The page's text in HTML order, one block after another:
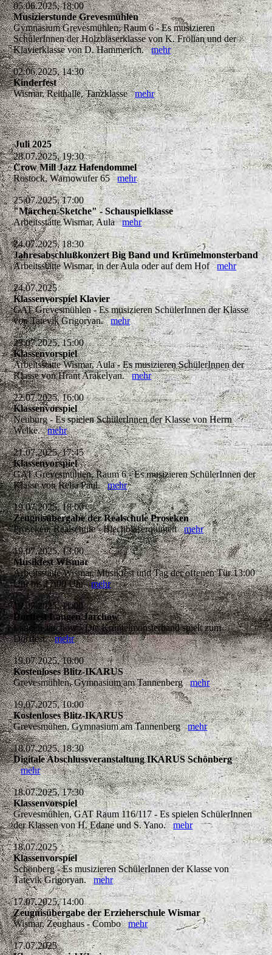
05.06.2025, 18:00
Musizierstunde Grevesmühlen
Gymnasium Grevesmühlen, Raum 6 - Es musizieren
SchülerInnen der Holzbläserklasse von K. Frölian und der
Klavierklasse von D. Hammerich.mehr
02.06.2025, 14:30
Kinderfest
Wismar, Reithalle, Tanzklassemehr
Juli 2025
28.07.2025, 19:30
Crow Mill Jazz Hafendommel
Rostock, Warnowufer 65mehr
25.07.2025, 17:00
"Märchen-Sketche" - Schauspielklasse
Arbeitsstätte Wismar, Aulamehr
24.07.2025, 18:30
Jahresabschlußkonzert Big Band und Krümelmonsterband
Arbeitsstätte Wismar, in der Aula oder auf dem Hofmehr
24.07.2025
Klassenvorspiel Klavier
GAT Grevesmühlen - Es musizieren SchülerInnen der Klasse
von Tatevik Grigoryan.mehr
23.07.2025, 15:00
Klassenvorspiel
Arbeitsstätte Wismar, Aula - Es musizieren SchülerInnen der
Klasse von Hrant Arakelyan.mehr
22.07.2025, 16:00
Klassenvorspiel
Neuburg - Es spielen SchülerInnen der Klasse von Herrn
Welke.mehr
21.07.2025, 17:45
Klassenvorspiel
GAT Grevesmühlen, Raum 6 - Es musizieren SchülerInnen der
Klasse von Relia Paul.mehr
19.07.2025, 18:00
Zeugnisübergabe der Realschule Proseken
Proseken, Realschule - Blechbläserquintettmehr
19.07.2025, 13:00
Musikfest Wismar
Arbeitsstätte Wismar, Musikfest und Tag der offenen Tür 13:00
Uhr bis 17:00 Uhrmehr
19.07.2025, 11:00
Dorffest Langen Jarchow
Langen Jarchow - Die Krümelmonsterband spielt zum
Dorffest.mehr
19.07.2025, 10:00
Kostenloses Blitz-IKARUS
Grevesmühlen, Gymnasium am Tannenbergmehr
19.07.2025, 10:00
Kostenloses Blitz-IKARUS
Grevesmühen, Gymnasium am Tannenbergmehr
18.07.2025, 18:30
Digitale Abschlussveranstaltung IKARUS Schönberg
mehr
18.07.2025, 17:30
Klassenvorspiel
Grevesmühlen, GAT Raum 116/117 - Es spielen SchülerInnen
der Klassen von H. Edane und S. Yano.mehr
18.07.2025
Klassenvorspiel
Schönberg - Es musizieren SchülerInnen der Klasse von
Tatevik Grigoryan.mehr
17.07.2025, 14:00
Zeugnisübergabe der Erzieherschule Wismar
Wismar, Zeughaus - Combomehr
17.07.2025